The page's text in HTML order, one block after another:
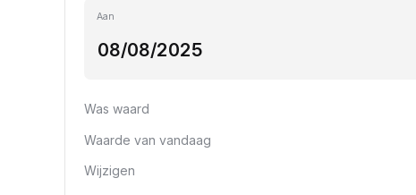
Aan
Was waard
Waarde van vandaag
Wijzigen